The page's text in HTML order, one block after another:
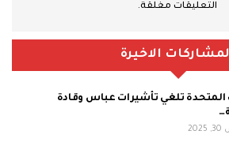
التعليقات مغلقة.
الاخيرة
المتحدة تلغي تأشيرات عباس وقادة